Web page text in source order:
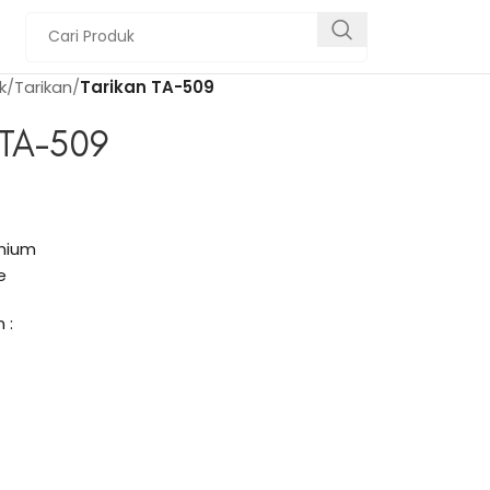
Tarikan Tarikan TA-509
509
: